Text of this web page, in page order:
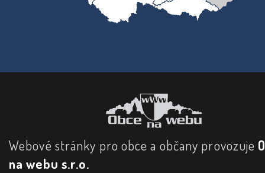
Webové stránky pro obce a občany provozuje
na webu s.r.o.